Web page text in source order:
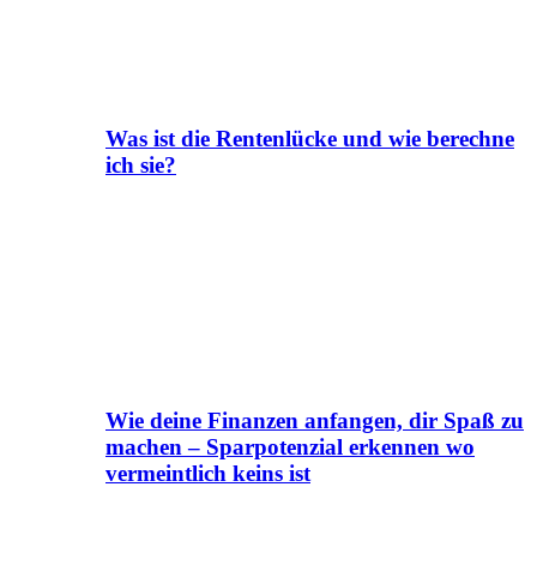
Was ist die Rentenlücke und wie berechne
ich sie?
Wie deine Finanzen anfangen, dir Spaß zu
machen – Sparpotenzial erkennen wo
vermeintlich keins ist